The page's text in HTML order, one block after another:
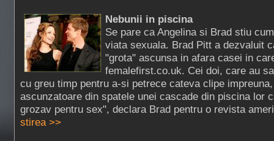
Nebunii in piscina
Se pare ca Angelina si Brad stiu
viata sexuala. Brad Pitt a dezvaluit
"grota" ascunsa in afara casei in
femalefirst.co.uk. Cei doi, care au
cu greu timp pentru a-si petrece cateva clipe
ascunzatoare din spatele unei cascade din piscina lor
grozav pentru sex", declara Brad pentru o revista
stirea >>